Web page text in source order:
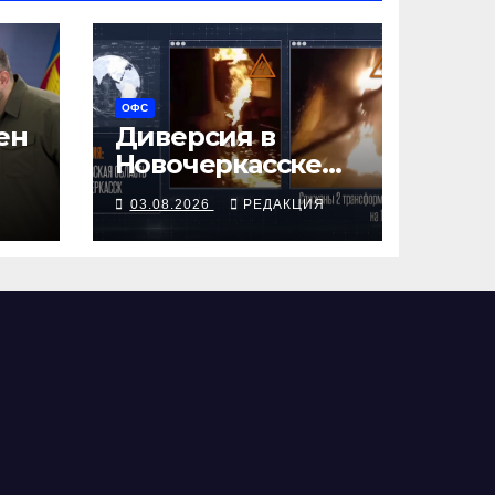
ОФС
Диверсия в
Новочеркасске
остановила
поезда ВПК
03.08.2026 РЕДАКЦИЯ